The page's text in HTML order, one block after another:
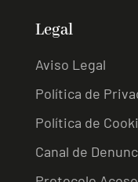
Legal
Aviso Legal
Política de
Política de
Canal de